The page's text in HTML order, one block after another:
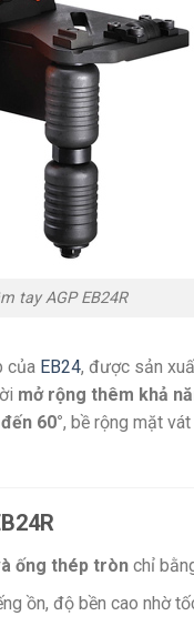
tay AGP EB24R
của EB24, được sản
mở rộng thêm khả
60°, bề rộng mặt
ống thép trònchỉ
ồn, độ bền cao nhờ